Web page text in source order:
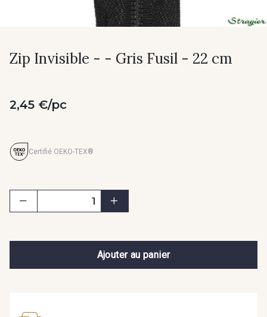
Zip Invisible - - Gris Fusil - 22 cm
2,45 €/pc
Certifié OEKO-TEX®
Ajouter au panier